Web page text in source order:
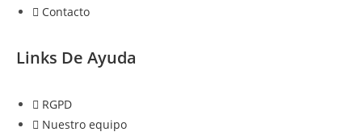
Contacto
Links De Ayuda
RGPD
Nuestro equipo